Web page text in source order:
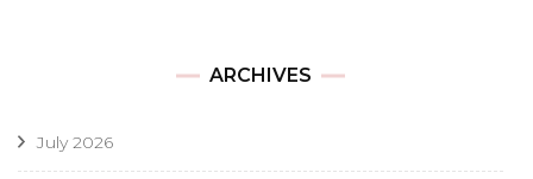
ARCHIVES
July 2026